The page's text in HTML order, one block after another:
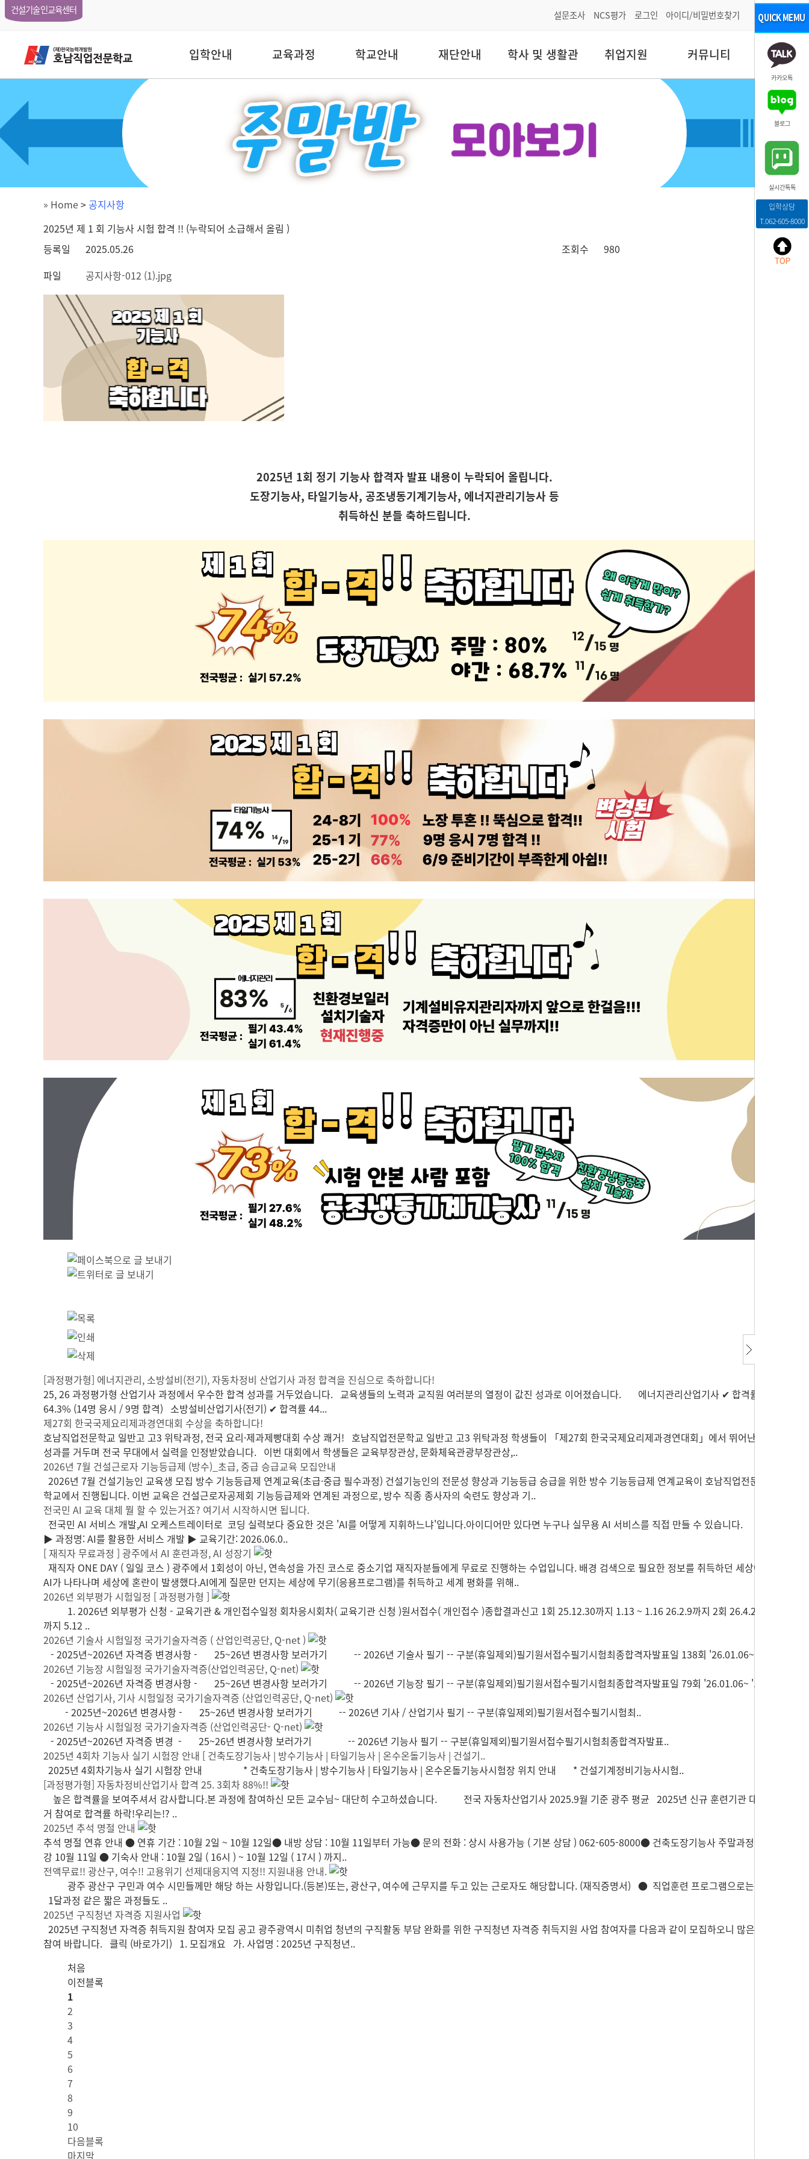
건설기술인교육센터 설문조사 NCS평가 로그인 아이디/비밀번호찾기
입학안내 교육과정 학교안내 재단안내 학사 및 생활관 취업지원 커뮤니티
» Home>공지사항
2025년 제 1 회 기능사 시험 합격 !! (누락되어 소급해서 올림 )
등록일
2025.05.26 조회수
980
파일
공지사항-012 (1).jpg
2025년 1회 정기 기능사 합격자 발표 내용이 누락되어 올립니다.
도장기능사, 타일기능사, 공조냉동기계기능사, 에너지관리기능사 등
취득하신 분들 축하드립니다.
[과정평가형] 에너지관리, 소방설비(전기), 자동차정비 산업기사 과정 합격을 진심으로 축하합니다!
25, 26 과정평가형 산업기사 과정에서 우수한 합격 성과를 거두었습니다. 교육생들의 노력과 교직원 여러분의 열정이 값진 성과로 이어졌습니다. 에너지관리산업기사 ✔ 합격률
64.3% (14명 응시 / 9명 합격) 소방설비산업기사(전기) ✔ 합격률 44...
제27회 한국국제요리제과경연대회 수상을 축하합니다!
호남직업전문학교 일반고 고3 위탁과정, 전국 요리·제과제빵대회 수상 쾌거! 호남직업전문학교 일반고 고3 위탁과정 학생들이 「제27회 한국국제요리제과경연대회」에서 뛰어난
성과를 거두며 전국 무대에서 실력을 인정받았습니다. 이번 대회에서 학생들은 교육부장관상, 문화체육관광부장관상,..
2026년 7월 건설근로자 기능등급제 (방수)_초급, 중급 승급교육 모집안내
2026년 7월 건설기능인 교육생 모집 방수 기능등급제 연계교육(초급·중급 필수과정) 건설기능인의 전문성 향상과 기능등급 승급을 위한 방수 기능등급제 연계교육이 호남직업전문
학교에서 진행됩니다. 이번 교육은 건설근로자공제회 기능등급제와 연계된 과정으로, 방수 직종 종사자의 숙련도 향상과 기..
전국민 AI 교육 대체 뭘 할 수 있는거죠? 여기서 시작하시면 됩니다.
전국민 AI 서비스 개발,AI 오케스트레이터로 코딩 실력보다 중요한 것은 'AI를 어떻게 지휘하느냐'입니다.아이디어만 있다면 누구나 실무용 AI 서비스를 직접 만들 수 있습니다.
▶ 과정명: AI를 활용한 서비스 개발 ▶ 교육기간: 2026.06.0..
[ 재직자 무료과정 ] 광주에서 AI 훈련과정, AI 성장기
재직자 ONE DAY ( 일일 코스 ) 광주에서 1회성이 아닌, 연속성을 가진 코스로 중소기업 재직자분들에게 무료로 진행하는 수업입니다. 배경 검색으로 필요한 정보를 취득하던 세상에
AI가 나타나며 세상에 혼란이 발생했다.AI에게 질문만 던지는 세상에 무기(응용프로그램)를 취득하고 세계 평화를 위해..
2026년 외부평가 시험일정 [ 과정평가형 ]
1. 2026년 외부평가 신청 - 교육기관 & 개인접수일정 회차응시회차( 교육기관 신청 )원서접수( 개인접수 )종합결과신고 1회 25.12.30까지 1.13 ~ 1.16 26.2.9까지 2회 26.4.28
까지 5.12 ..
2026년 기술사 시험일정 국가기술자격증 ( 산업인력공단, Q-net )
- 2025년~2026년 자격증 변경사항 - 25~26년 변경사항 보러가기 -- 2026년 기술사 필기 -- 구분(휴일제외)필기원서접수필기시험최종합격자발표일 138회 '26.01.06~..
2026년 기능장 시험일정 국가기술자격증(산업인력공단, Q-net)
- 2025년~2026년 자격증 변경사항 - 25~26년 변경사항 보러가기 -- 2026년 기능장 필기 -- 구분(휴일제외)필기원서접수필기시험최종합격자발표일 79회 '26.01.06~ '..
2026년 산업기사, 기사 시험일정 국가기술자격증 (산업인력공단, Q-net)
- 2025년~2026년 변경사항 - 25~26년 변경사항 보러가기 -- 2026년 기사 / 산업기사 필기 -- 구분(휴일제외)필기원서접수필기시험최..
2026년 기능사 시험일정 국가기술자격증 (산업인력공단- Q-net)
- 2025년~2026년 자격증 변경 - 25~26년 변경사항 보러가기 -- 2026년 기능사 필기 -- 구분(휴일제외)필기원서접수필기시험최종합격자발표..
2025년 4회차 기능사 실기 시험장 안내 [ 건축도장기능사 | 방수기능사 | 타일기능사 | 온수온돌기능사 | 건설기..
2025년 4회차기능사 실기 시험장 안내 * 건축도장기능사 | 방수기능사 | 타일기능사 | 온수온돌기능사시험장 위치 안내 * 건설기계정비기능사시험..
[과정평가형] 자동차정비산업기사 합격 25. 3회차 88%!!
높은 합격률을 보여주셔서 감사합니다.본 과정에 참여하신 모든 교수님~ 대단히 수고하셨습니다. 전국 자동차산업기사 2025.9월 기준 광주 평균 2025년 신규 훈련기관 대
거 참여로 합격률 하락!우리는!? ..
2025년 추석 명절 안내
추석 명절 연휴 안내 ● 연휴 기간 : 10월 2일 ~ 10월 12일● 내방 상담 : 10월 11일부터 가능● 문의 전화 : 상시 사용가능 ( 기본 상담 ) 062-605-8000● 건축도장기능사 주말과정 개
강 10월 11일 ● 기숙사 안내 : 10월 2일 ( 16시 ) ~ 10월 12일 ( 17시 ) 까지..
전액무료!! 광산구, 여수!! 고용위기 선제대응지역 지정!! 지원내용 안내.
광주 광산구 구민과 여수 시민들께만 해당 하는 사항입니다.(등본)또는, 광산구, 여수에 근무지를 두고 있는 근로자도 해당합니다. (재직증명서) ● 직업훈련 프로그램으로는,
1달과정 같은 짧은 과정들도 ..
2025년 구직청년 자격증 지원사업
2025년 구직청년 자격증 취득지원 참여자 모집 공고 광주광역시 미취업 청년의 구직활동 부담 완화를 위한 구직청년 자격증 취득지원 사업 참여자를 다음과 같이 모집하오니 많은
참여 바랍니다. 클릭 (바로가기) 1. 모집개요 가. 사업명 : 2025년 구직청년..
처음
이전블록
1
2
3
4
5
6
7
8
9
10
다음블록
마지막
카카오톡
블로그
실시간톡톡
입학상담
T.062-605-8000